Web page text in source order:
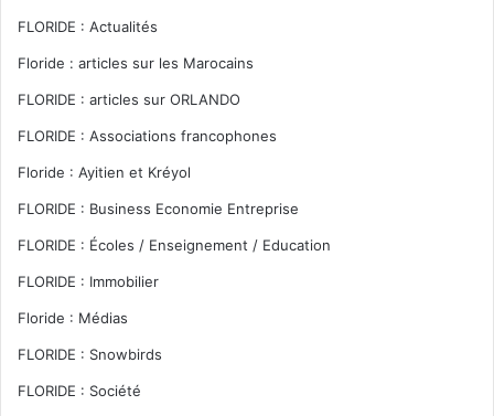
FLORIDE : Actualités
Floride : articles sur les Marocains
FLORIDE : articles sur ORLANDO
FLORIDE : Associations francophones
Floride : Ayitien et Kréyol
FLORIDE : Business Economie Entreprise
FLORIDE : Écoles / Enseignement / Education
FLORIDE : Immobilier
Floride : Médias
FLORIDE : Snowbirds
FLORIDE : Société